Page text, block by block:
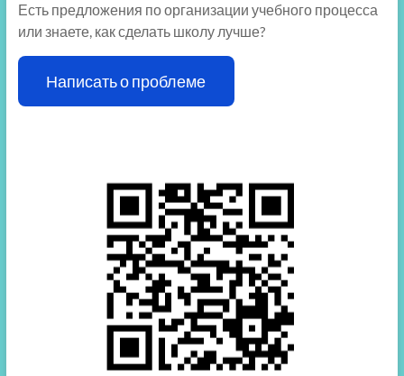
Есть предложения по организации учебного процесса
или знаете, как сделать школу лучше?
Написать о проблеме